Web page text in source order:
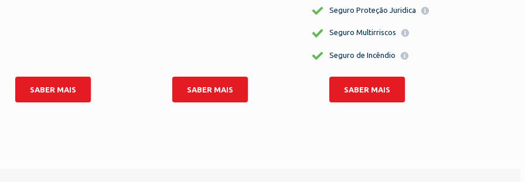
SABER MAIS SABER MAIS
Seguro Proteção Juridica
Seguro Multirriscos
Seguro de Incêndio
SABER MAIS